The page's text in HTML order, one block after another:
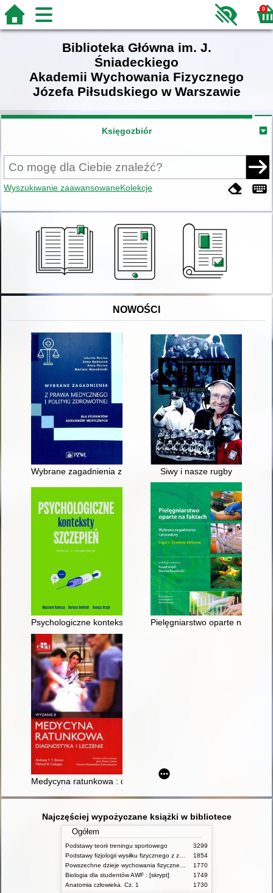
0
Biblioteka Główna im. J.
Śniadeckiego
Akademii Wychowania Fizycznego
Józefa Piłsudskiego w Warszawie
Księgozbiór
Wyszukiwanie zaawansowaneKolekcje
NOWOŚCI
Wybrane zagadnienia z prawa medycznego i polityki
Siwy i nasze rugby
Psychologiczne konteksty szczepień : badania i rekomendacje
Pielęgniarstwo oparte na
Medycyna ratunkowa : diagnostyka i leczenie
Najczęściej wypożyczane książki w bibliotece
Ogółem
Podstawy teorii treningu sportowego
3299
1854
1770
Biologia dla studentów AWF : [skrypt]
1749
Anatomia człowieka. Cz. 1
1730